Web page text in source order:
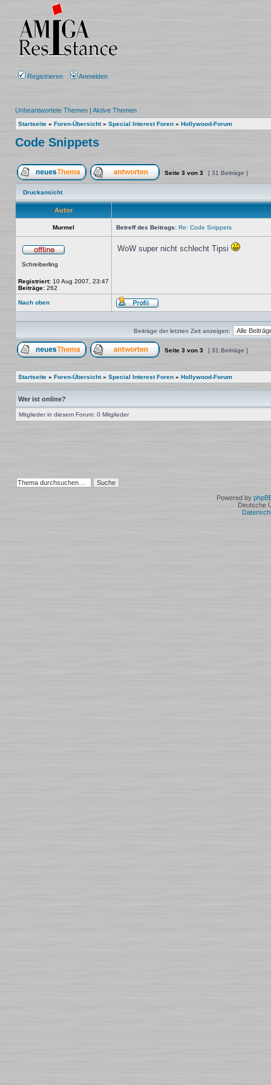
Registrieren Anmelden
Unbeantwortete Themen | Aktive Themen
Startseite » Foren-Übersicht» Special Interest Foren » Hollywood-Forum
Code Snippets
Ein neues Thema erstellenAuf das Thema antworten
Seite 3 von 3 [ 31 Beiträge ]
Druckansicht
Autor
Murmel Betreff des Beitrags: Re: Code Snippets
Schreiberling
Registriert: 10 Aug 2007, 23:47
Beiträge: 262
WoW super nicht schlecht Tipsi
Nach oben
Profil
Beiträge der letzten Zeit anzeigen:
Seite 3 von 3 [ 31 Beiträge ]
Startseite » Foren-Übersicht» Special Interest Foren » Hollywood-Forum
Wer ist online?
Mitglieder in diesem Forum: 0 Mitglieder
Powered by
Deutsche